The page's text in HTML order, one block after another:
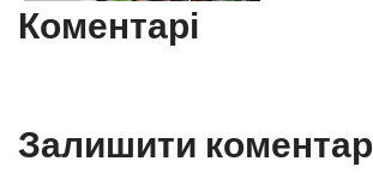
Коментарі
Залишити коментар